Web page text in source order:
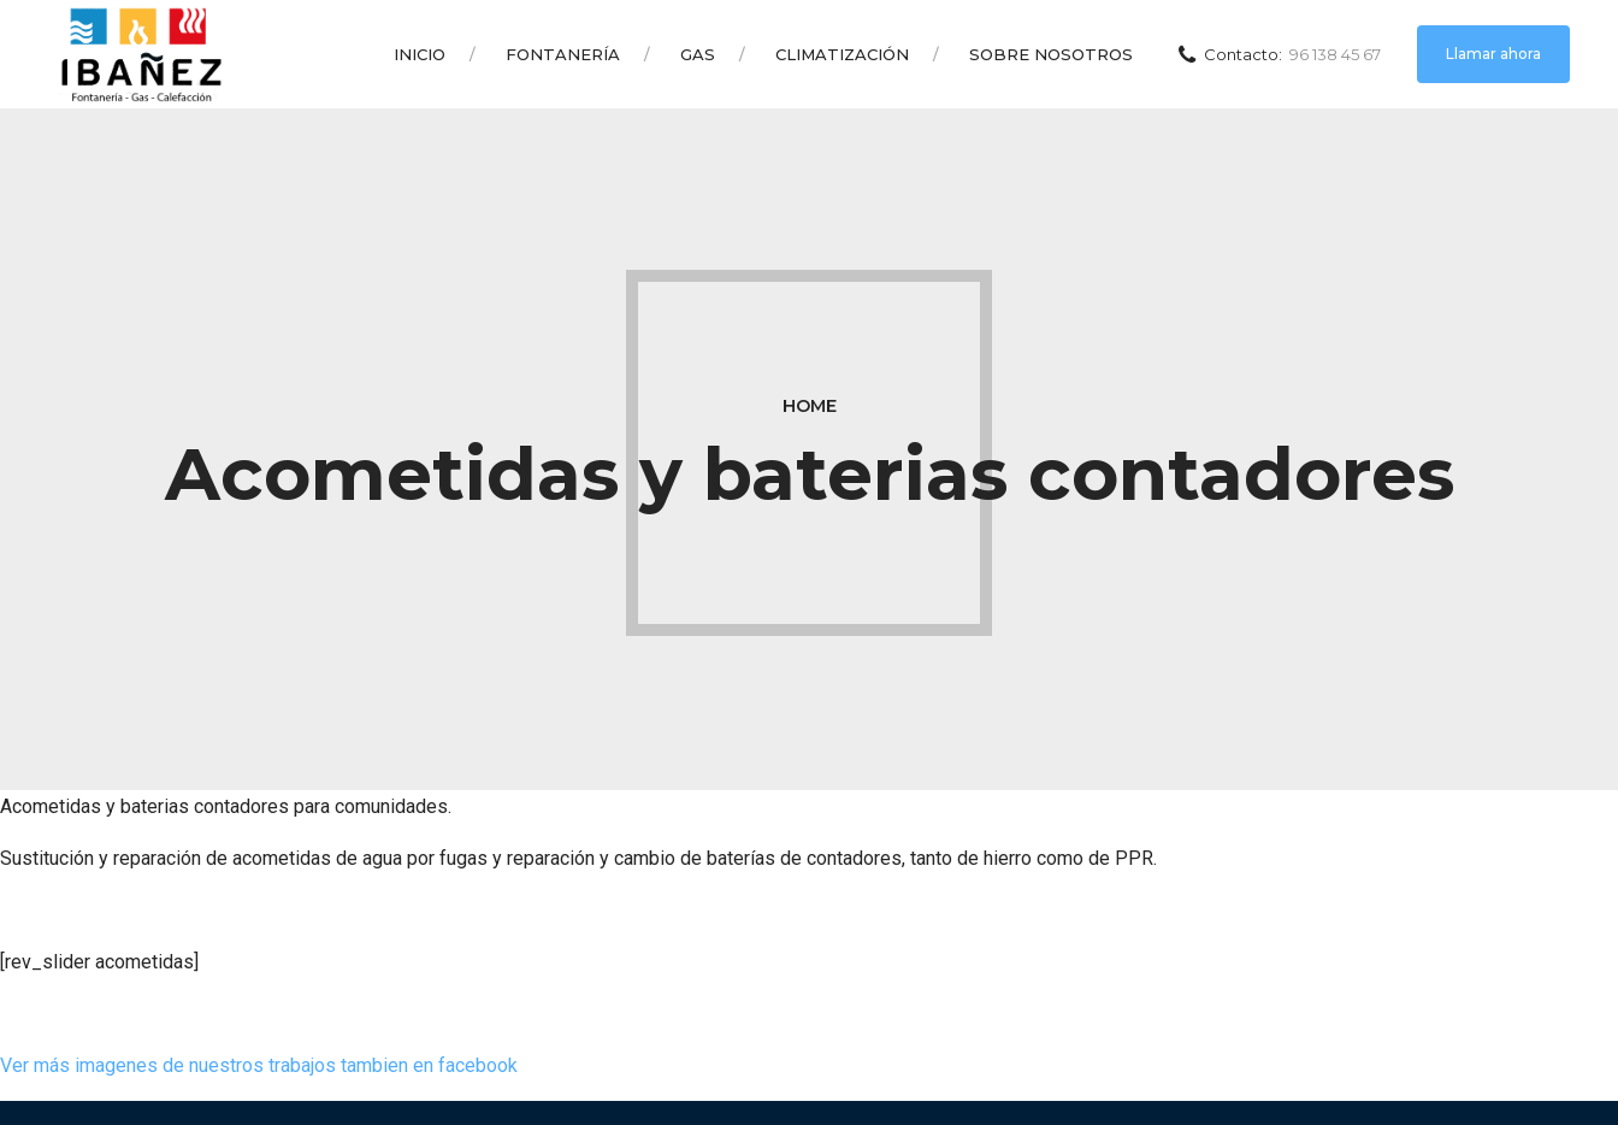
Contacto: 96 138 45 67 Llamar ahora
INICIO FONTANERÍA GAS CLIMATIZACIÓN SOBRE NOSOTROS
HOME
Acometidas y baterias contadores
Acometidas y baterias contadores para comunidades.
Sustitución y reparación de acometidas de agua por fugas y reparación y cambio de baterías de contadores, tanto de hierro como de PPR.
[rev_slider acometidas]
Ver más imagenes de nuestros trabajos tambien en facebook